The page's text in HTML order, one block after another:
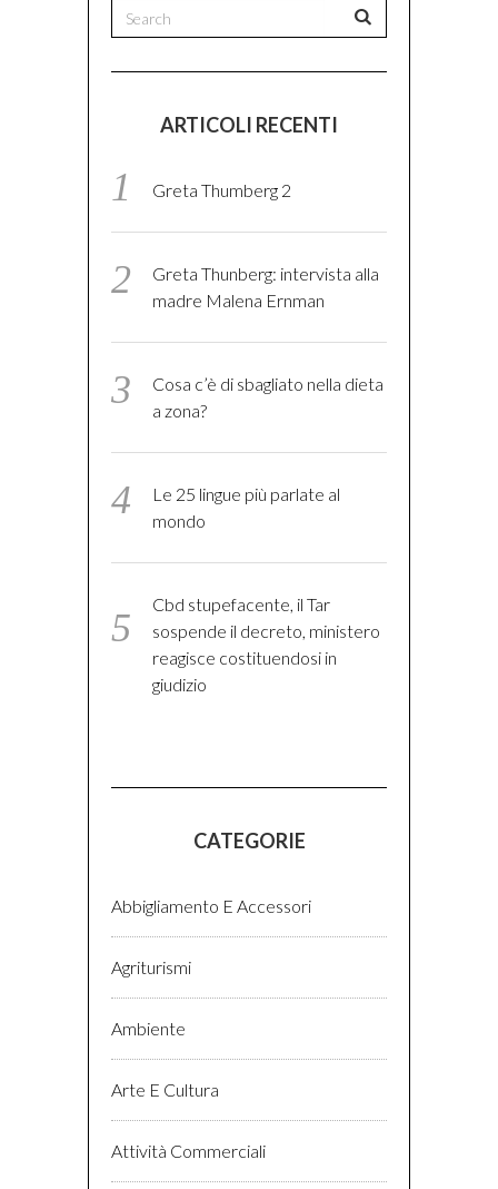
ARTICOLI RECENTI
Greta Thumberg 2
Greta Thunberg: intervista alla
madre Malena Ernman
Cosa c’è di sbagliato nella dieta
a zona?
Le 25 lingue più parlate al
mondo
Cbd stupefacente, il Tar
sospende il decreto, ministero
reagisce costituendosi in
giudizio
CATEGORIE
Abbigliamento E Accessori
Agriturismi
Ambiente
Arte E Cultura
Attività Commerciali